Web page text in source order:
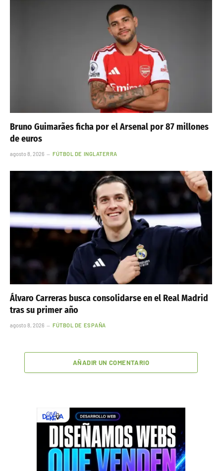
Bruno Guimarães ficha por el Arsenal por 87 millones
de euros
agosto 8, 2026 FÚTBOL DE INGLATERRA
Álvaro Carreras busca consolidarse en el Real Madrid
tras su primer año
agosto 8, 2026 FÚTBOL DE ESPAÑA
AÑADIR UN COMENTARIO